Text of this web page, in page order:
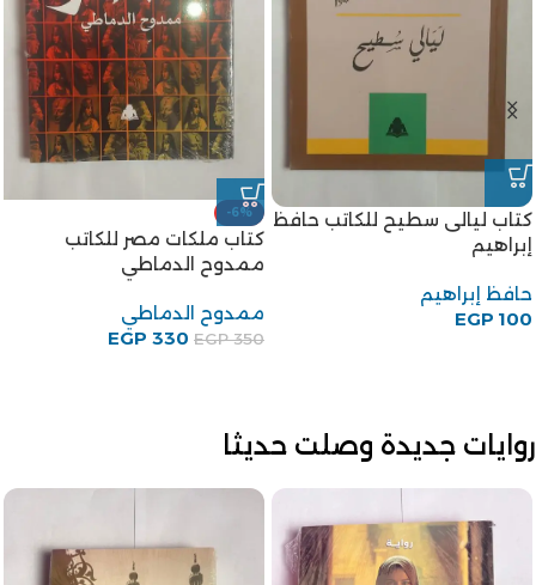
كتاب مجتمع مصر والشام زمن
المماليك الجراكسة للكاتبة
إيمان محمود إسماعيل
كتاب جنة الحيوان للكاتب طه
حسين
طه حسين
EGP100
روايات جديدة وصلت حديثا